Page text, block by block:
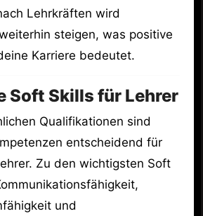
Lehrkräften wird
steigen, was positive
Karriere bedeutet.
Soft Skills für Lehrer
Qualifikationen sind
entscheidend für
Zu den wichtigsten Soft
und